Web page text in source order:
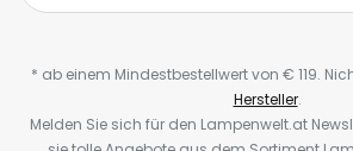
* ab einem Mindestbestellwert von € 119.
Hersteller.
Melden Sie sich für den Lampenwelt.at